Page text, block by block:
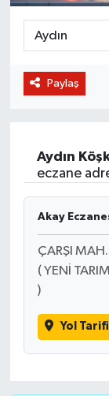
Paylaş
Aydın
eczane
Akay
ÇARŞI
( YENİ
)
Yol Tarifi
BİLİM VE